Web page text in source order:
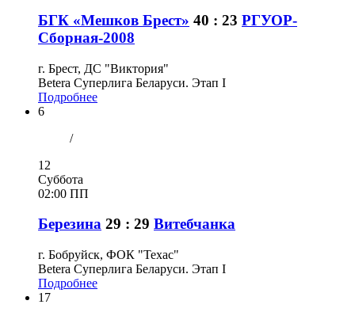
БГК «Мешков Брест» 40 : 23 РГУОР-
Сборная-2008
г. Брест, ДС "Виктория"
Betera Суперлига Беларуси. Этап I
Подробнее
6
/
12
Суббота
02:00 ПП
Березина 29 : 29 Витебчанка
г. Бобруйск, ФОК "Техас"
Betera Суперлига Беларуси. Этап I
Подробнее
17